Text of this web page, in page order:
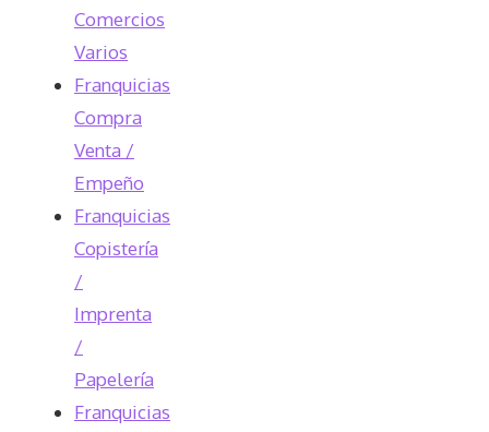
Comercios
Varios
Franquicias
Compra
Venta /
Empeño
Franquicias
Copistería
/
Imprenta
/
Papelería
Franquicias